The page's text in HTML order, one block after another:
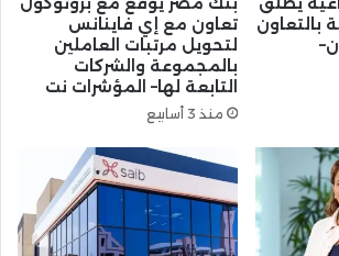
تعاون مع إي فاينانس
لتحويل مرتبات العاملين
بالمجموعة والشركات
التابعة لها– المؤشرات نت
منذ 3 أسابيع